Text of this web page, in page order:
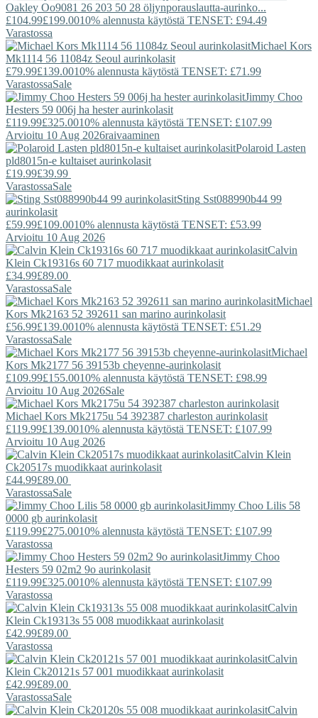
Oakley Oo9081 26 203 50 28 öljynporauslautta-aurinko...
£104.99£199.0010% alennusta käytöstä TENSET: £94.49
Varastossa
Michael Kors
Mk1114 56 11084z Seoul aurinkolasit
£79.99£139.0010% alennusta käytöstä TENSET: £71.99
VarastossaSale
Jimmy Choo
Hesters 59 006j ha hester aurinkolasit
£119.99£325.0010% alennusta käytöstä TENSET: £107.99
Arvioitu 10 Aug 2026raivaaminen
Polaroid Lasten
pld8015n-e kultaiset aurinkolasit
£19.99£39.99
VarastossaSale
Sting Sst088990b44 99
aurinkolasit
£59.99£109.0010% alennusta käytöstä TENSET: £53.99
Arvioitu 10 Aug 2026
Calvin
Klein Ck19316s 60 717 muodikkaat aurinkolasit
£34.99£89.00
VarastossaSale
Michael
Kors Mk2163 52 392611 san marino aurinkolasit
£56.99£139.0010% alennusta käytöstä TENSET: £51.29
VarastossaSale
Michael
Kors Mk2177 56 39153b cheyenne-aurinkolasit
£109.99£155.0010% alennusta käytöstä TENSET: £98.99
Arvioitu 10 Aug 2026Sale
Michael Kors Mk2175u 54 392387 charleston aurinkolasit
£119.99£139.0010% alennusta käytöstä TENSET: £107.99
Arvioitu 10 Aug 2026
Calvin Klein
Ck20517s muodikkaat aurinkolasit
£44.99£89.00
VarastossaSale
Jimmy Choo Lilis 58
0000 gb aurinkolasit
£119.99£275.0010% alennusta käytöstä TENSET: £107.99
Varastossa
Jimmy Choo
Hesters 59 02m2 9o aurinkolasit
£119.99£325.0010% alennusta käytöstä TENSET: £107.99
Varastossa
Calvin
Klein Ck19313s 55 008 muodikkaat aurinkolasit
£42.99£89.00
Varastossa
Calvin
Klein Ck20121s 57 001 muodikkaat aurinkolasit
£42.99£89.00
VarastossaSale
Calvin